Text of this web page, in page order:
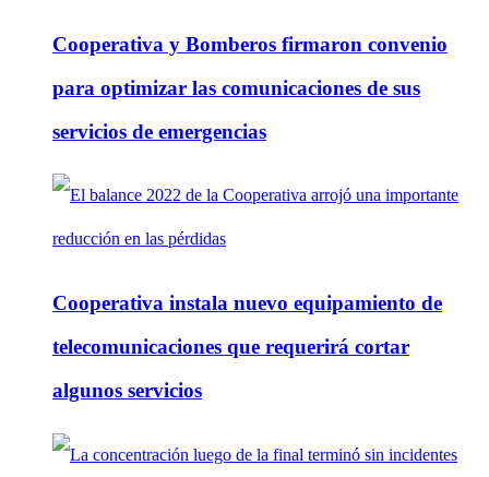
Cooperativa y Bomberos firmaron convenio
para optimizar las comunicaciones de sus
servicios de emergencias
Cooperativa instala nuevo equipamiento de
telecomunicaciones que requerirá cortar
algunos servicios